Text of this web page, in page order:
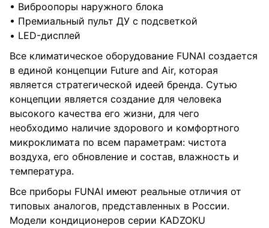
• Виброопоры наружного блока
• Премиальный пульт ДУ с подсветкой
• LED-дисплей
Все климатическое оборудование FUNAI создается
в единой концепции Future and Air, которая
является стратегической идеей бренда. Сутью
концепции является создание для человека
высокого качества его жизни, для чего
необходимо наличие здорового и комфортного
микроклимата по всем параметрам: чистота
воздуха, его обновление и состав, влажность и
температура.
Все приборы FUNAI имеют реальные отличия от
типовых аналогов, представленных в России.
Модели кондиционеров серии KADZOKU